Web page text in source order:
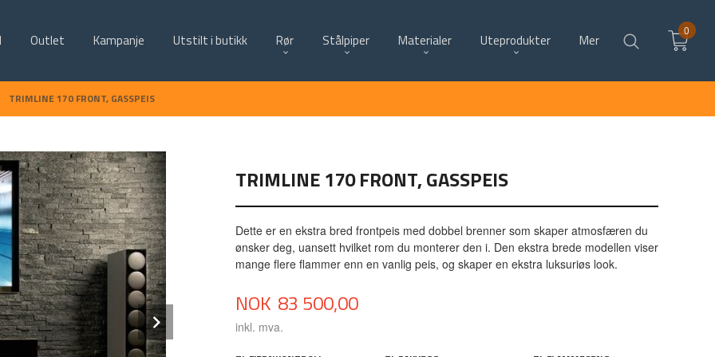
Outlet Kampanje Utstilt i butikk Rør Stålpiper Materialer Uteprodukter Mer
0
TRIMLINE 170 FRONT, GASSPEIS
TRIMLINE 170 FRONT, GASSPEIS
Dette er en ekstra bred frontpeis med dobbel brenner som skaper atmosfæren du
ønsker deg, uansett hvilket rom du monterer den i. Den ekstra brede modellen viser
mange flere flammer enn en vanlig peis, og skaper en ekstra luksuriøs look.
Pris
NOK 83 500,00
inkl. mva.